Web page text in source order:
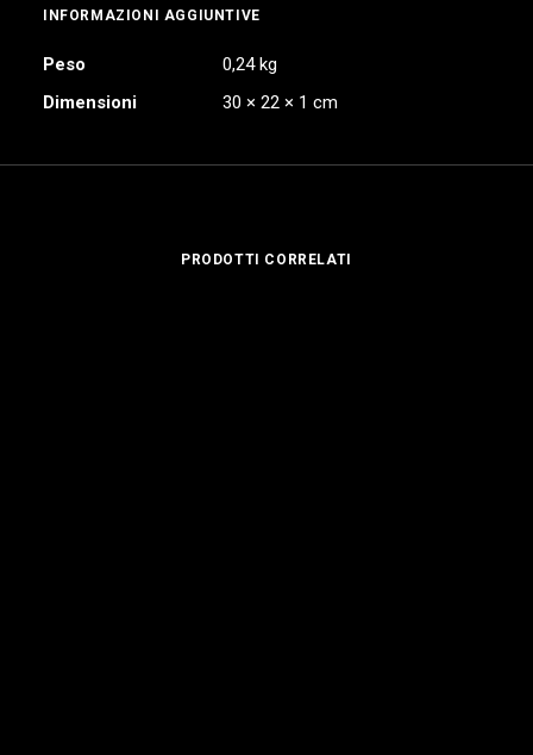
INFORMAZIONI AGGIUNTIVE
Peso
0,24 kg
Dimensioni
30 × 22 × 1 cm
PRODOTTI CORRELATI